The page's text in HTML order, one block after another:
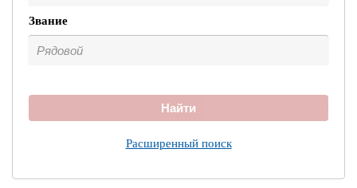
Звание
Найти
Расширенный поиск